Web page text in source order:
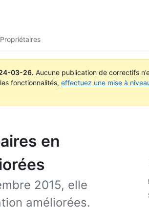
03-26. Aucune publication de correctifs
fonctionnalités, effectuez une mise à
en
2015, elle
améliorées.